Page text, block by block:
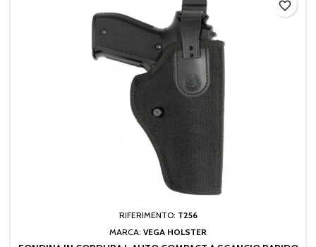
RIFERIMENTO: T256
MARCA: VEGA HOLSTER
favorite_border